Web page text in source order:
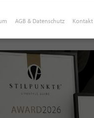
AGB & Datenschutz Kontakt